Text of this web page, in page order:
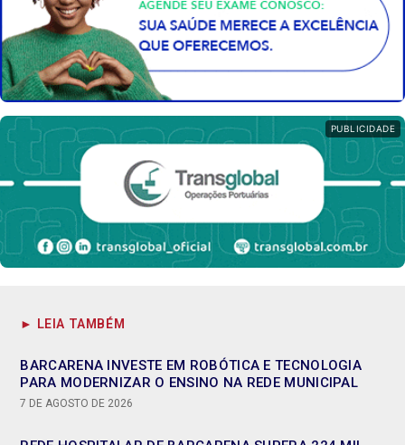
PUBLICIDADE
► LEIA TAMBÉM
BARCARENA INVESTE EM ROBÓTICA E TECNOLOGIA
PARA MODERNIZAR O ENSINO NA REDE MUNICIPAL
7 DE AGOSTO DE 2026